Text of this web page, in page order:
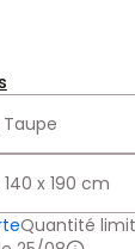
Taupe
140 x 190 cm
Quantité